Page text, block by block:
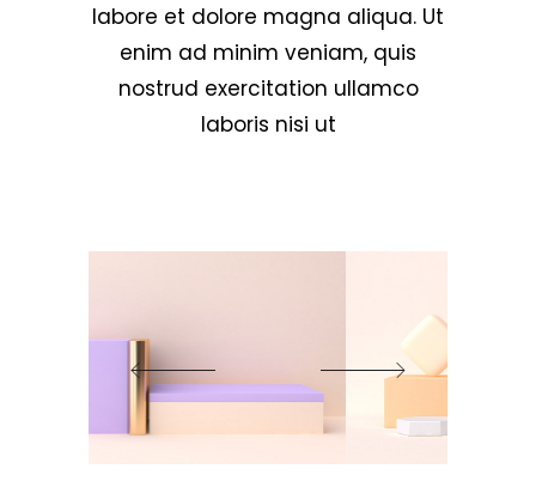
labore et dolore magna aliqua. Ut
enim ad minim veniam, quis
nostrud exercitation ullamco
laboris nisi ut